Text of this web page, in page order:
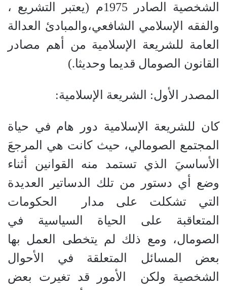
الشخصية الصادر 1975م (يعتبر التشريع ،
والفقه الإسلامي الشافعي،والمبادئ العدالة
العامة للشريعة الإسلامية من أهم مصادر
القانون الصومال قديما وحديثا.)
المصدر الأول: الشريعة الإسلامية:
كان للشريعة الإسلامية دور هام في حياة
المجتمع الصومالي، حيث كانت هي المرجعَ
الأساسيَ الذي تستمد منه القوانين أثناء
وضع أي دستور من تلك الدساتير العديدة
التي تشكلت على مدار الحكومات
المتعاقبة على الحياة السياسية في
الصومال، ومع ذلك لم يتخطى العمل بها
بعض المسائل المتعلقة في الأحوال
الشخصية ولكن الأمور قد تغيرت بعض